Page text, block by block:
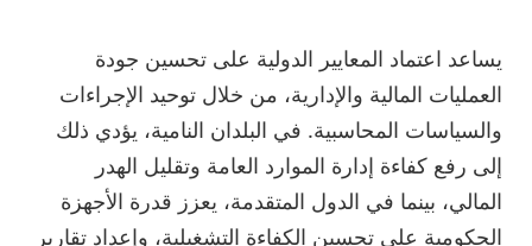
يساعد اعتماد المعايير الدولية على تحسين جودة
العمليات المالية والإدارية، من خلال توحيد الإجراءات
والسياسات المحاسبية. في البلدان النامية، يؤدي ذلك
إلى رفع كفاءة إدارة الموارد العامة وتقليل الهدر
المالي، بينما في الدول المتقدمة، يعزز قدرة الأجهزة
الحكومية على تحسين الكفاءة التشغيلية، وإعداد تقارير